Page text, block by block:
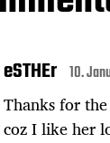
eSTHEr 10.
Thanks for
coz I like her